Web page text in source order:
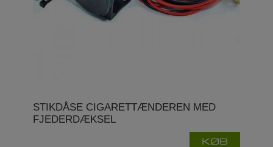
STIKDÅSE CIGARETTÆNDEREN MED
FJEDERDÆKSEL
KØB